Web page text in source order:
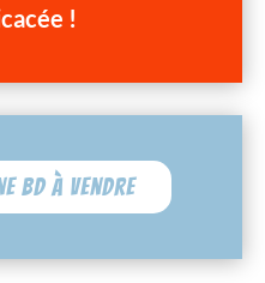
!
BD à vendre